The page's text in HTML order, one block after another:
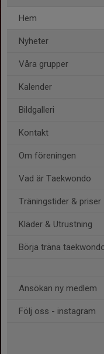
Hem
Nyheter
Våra grupper
Kalender
Bildgalleri
Kontakt
Om föreningen
Vad är Taekwondo
Träningstider & priser
Kläder & Utrustning
Börja träna
Ansökan ny medlem
Följ oss - instagram